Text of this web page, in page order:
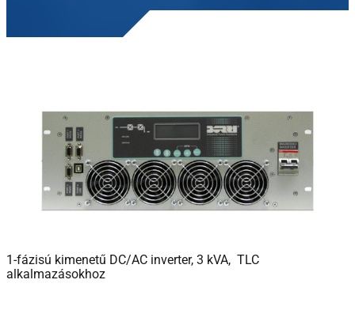
1-fázisú kimenetű DC/AC inverter, 3 kVA, TLC
alkalmazásokhoz